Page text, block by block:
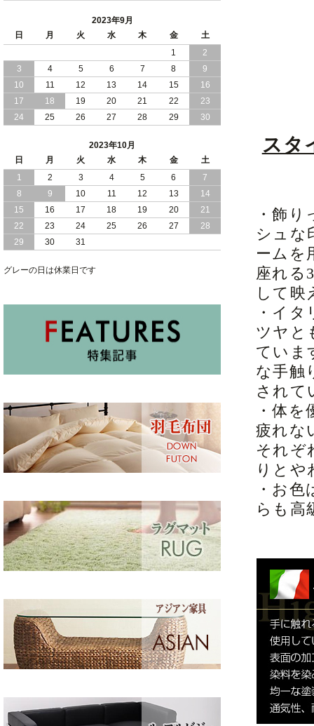
スタ
・飾
シュな
ームを
座れる
して映
・イ
ツヤと
ていま
な手触
されて
・体
疲れな
それぞ
りとや
・お
らも高
2023/09/10
高級感 溢れる ブラック フレーム 多機
能 ヘッドボード 付き 収納 ベッド
2023/09/08
おすすめ シンプル スタイリッシュ 棚
コンセント 引き出し 収納 付き ベッド
2023/08/30
おすすめ 棚 コンセント 付き ウォルナ
2023/08/08
棚 コンセント 付き 便利 ウォルナット
柄 引き出し 収納 付き ベッド
2023/08/03
フラットヘッドボード 艶 ブラック 引き
出し 収納 付き ベッド
2023年9月
日
月 火 水 木 金
土
1
2
3
4 5 6 7 8
9
10
11 12 13 14 15
16
17
18 19 20 21 22
23
24
25 26 27 28 29 30
2023年10月
日
月 火 水 木 金
土
1
2 3 4 5 6
7
8
9 10 11 12 13
14
15
16 17 18 19 20
21
22
23 24 25 26 27
28
29
30 31
グレーの日は休業日です